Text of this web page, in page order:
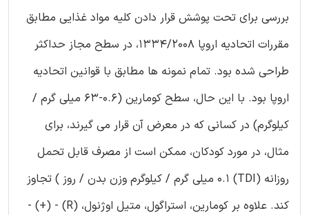
بررسی برای تحت پوشش قرار دادن کلیه مواد غذایی مطابق
مقررات اتحادیه اروپا 1334/2008، در سطح مجاز حداکثر
طراحی شده بود. تمام نمونه ها مطابق با قوانین اتحادیه
اروپا بود. با این حال، سطح کومارین (0.6-63 میلی گرم /
کیلوگرم) در کسانی که در معرض آن قرار می گیرند، برای
مثال، در مورد کودکان، ممکن است از مصرف قابل تحمل
روزانه (TDI) 0.1 میلی گرم / کیلوگرم وزن بدن / روز ) تجاوز
کند. علاوه بر کومارین، استراگول، متیل اوژنول، (R) - (+) -